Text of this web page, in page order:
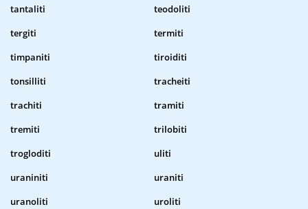
tantaliti
teodoliti
tergiti
termiti
timpaniti
tiroiditi
tonsilliti
tracheiti
trachiti
tramiti
tremiti
trilobiti
trogloditi
uliti
uraniniti
uraniti
uranoliti
uroliti